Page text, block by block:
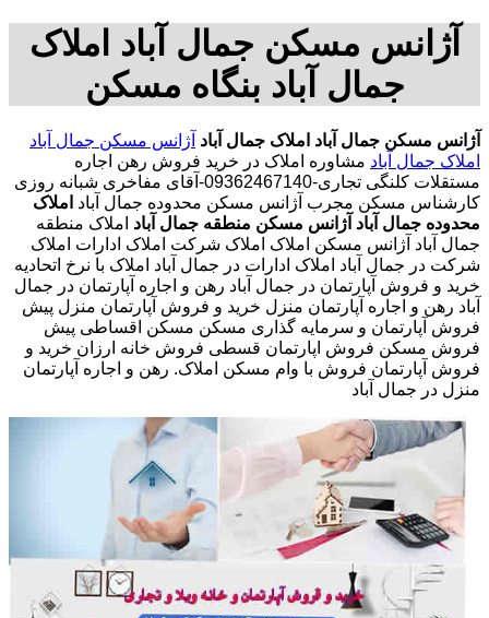
آژانس مسکن جمال آباد املاک
جمال آباد بنگاه مسکن
آژانس مسکن جمال آباد املاک جمال آباد آژانس مسکن جمال آباد
املاک جمال آباد مشاوره املاک در خرید فروش رهن اجاره
مستقلات کلنگی تجاری-09362467140-آقای مفاخری شبانه روزی
کارشناس مسکن مجرب آژانس مسکن محدوده جمال آباد املاک
محدوده جمال آباد آژانس مسکن منطقه جمال آباد املاک منطقه
جمال آباد آژانس مسکن املاک املاک شرکت املاک ادارات املاک
شرکت در جمال آباد املاک ادارات در جمال آباد املاک با نرخ اتحادیه
خرید و فروش آپارتمان در جمال آباد رهن و اجاره آپارتمان در جمال
آباد رهن و اجاره آپارتمان منزل خرید و فروش آپارتمان منزل پیش
فروش آپارتمان و سرمایه گذاری مسکن مسکن اقساطی پیش
فروش مسکن فروش اپارتمان قسطی فروش خانه ارزان خرید و
فروش آپارتمان فروش با وام مسکن املاک. رهن و اجاره آپارتمان
منزل در جمال آباد